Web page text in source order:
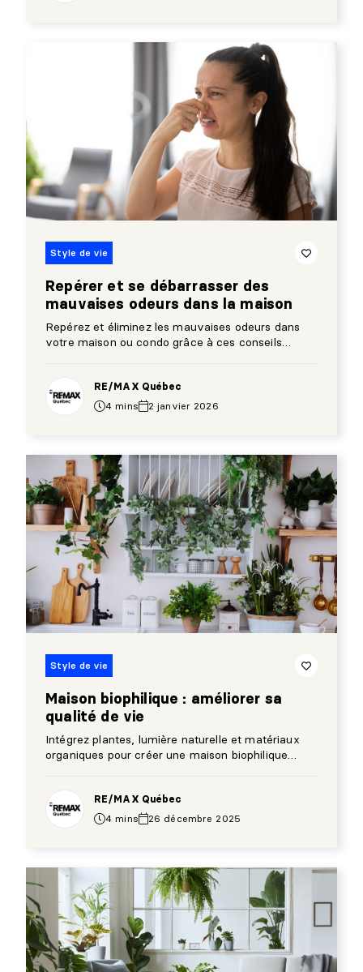
Style de vie
Repérer et se débarrasser des
mauvaises odeurs dans la maison
Repérez et éliminez les mauvaises odeurs dans
votre maison ou condo grâce à ces conseils
RE/MAX Québec
4 mins
2 janvier 2026
Style de vie
Maison biophilique : améliorer sa
qualité de vie
Intégrez plantes, lumière naturelle et matériaux
organiques pour créer une maison biophilique
RE/MAX Québec
4 mins
26 décembre 2025